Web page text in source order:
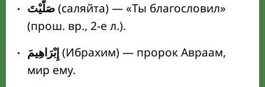
صَلَّيْتَ(саляйта) — «Ты благословил»
(прош. вр., 2-е л.).
إِبْرَاهِيمَ(Ибрахим) — пророк Авраам,
мир ему.